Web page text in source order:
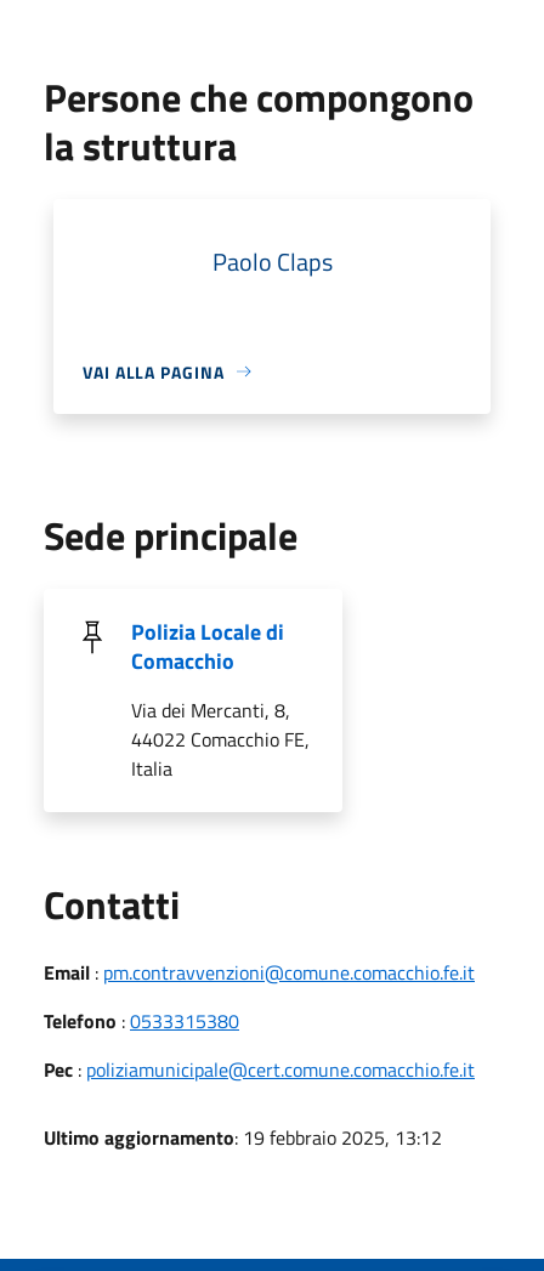
Persone che compongono
la struttura
Paolo Claps
VAI ALLA PAGINA
Sede principale
Polizia Locale di
Comacchio
Via dei Mercanti, 8,
44022 Comacchio FE,
Italia
Contatti
Email : pm.contravvenzioni@comune.comacchio.fe.it
Telefono :0533315380
Pec : poliziamunicipale@cert.comune.comacchio.fe.it
Ultimo aggiornamento: 19 febbraio 2025, 13:12